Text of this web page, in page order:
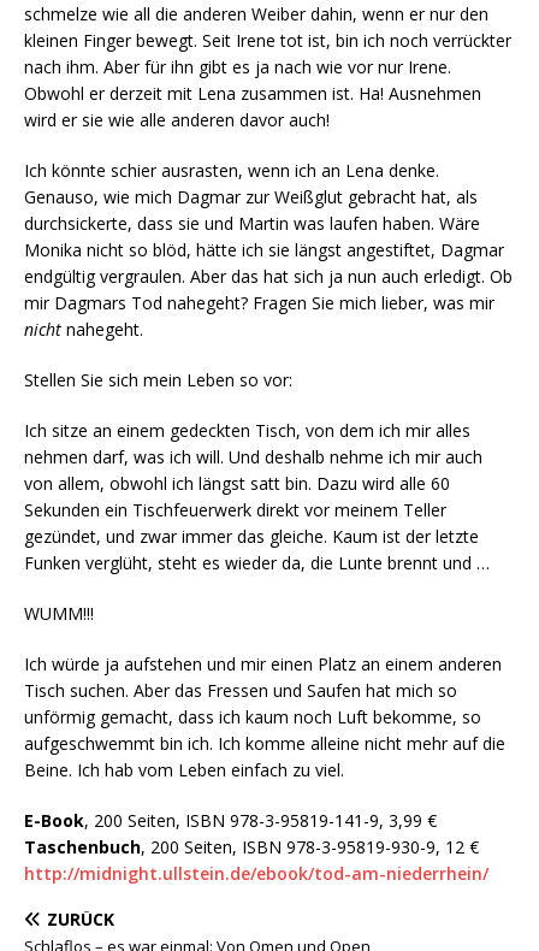
schmelze wie all die anderen Weiber dahin, wenn er nur den
kleinen Finger bewegt. Seit Irene tot ist, bin ich noch verrückter
nach ihm. Aber für ihn gibt es ja nach wie vor nur Irene.
Obwohl er derzeit mit Lena zusammen ist. Ha! Ausnehmen
wird er sie wie alle anderen davor auch!
Ich könnte schier ausrasten, wenn ich an Lena denke.
Genauso, wie mich Dagmar zur Weißglut gebracht hat, als
durchsickerte, dass sie und Martin was laufen haben. Wäre
Monika nicht so blöd, hätte ich sie längst angestiftet, Dagmar
endgültig vergraulen. Aber das hat sich ja nun auch erledigt. Ob
mir Dagmars Tod nahegeht? Fragen Sie mich lieber, was mir
nicht nahegeht.
Stellen Sie sich mein Leben so vor:
Ich sitze an einem gedeckten Tisch, von dem ich mir alles
nehmen darf, was ich will. Und deshalb nehme ich mir auch
von allem, obwohl ich längst satt bin. Dazu wird alle 60
Sekunden ein Tischfeuerwerk direkt vor meinem Teller
gezündet, und zwar immer das gleiche. Kaum ist der letzte
Funken verglüht, steht es wieder da, die Lunte brennt und …
WUMM!!!
Ich würde ja aufstehen und mir einen Platz an einem anderen
Tisch suchen. Aber das Fressen und Saufen hat mich so
unförmig gemacht, dass ich kaum noch Luft bekomme, so
aufgeschwemmt bin ich. Ich komme alleine nicht mehr auf die
Beine. Ich hab vom Leben einfach zu viel.
E-Book, 200 Seiten, ISBN 978-3-95819-141-9, 3,99 €
Taschenbuch, 200 Seiten, ISBN 978-3-95819-930-9, 12 €
http://midnight.ullstein.de/ebook/tod-am-niederrhein/
ZURÜCK
Schlaflos – es war einmal: Von Omen und Open